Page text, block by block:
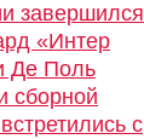
завершился
«Интер
Де Поль
сборной
с